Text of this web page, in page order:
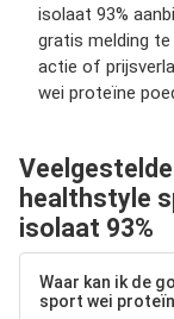
isolaat 93%
gratis melding
actie of
wei proteïne
healthstyle
isolaat 93%
Waar kan ik de
sport wei